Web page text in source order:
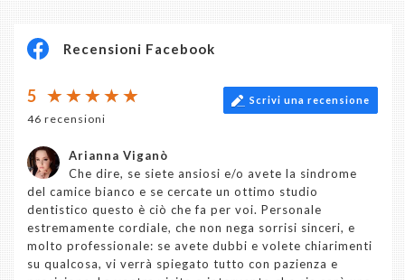
Recensioni Facebook
5
46 recensioni
Scrivi una recensione
Arianna Viganò
Che dire, se siete ansiosi e/o avete la sindrome
del camice bianco e se cercate un ottimo studio
dentistico questo è ciò che fa per voi. Personale
estremamente cordiale, che non nega sorrisi sinceri, e
molto professionale: se avete dubbi e volete chiarimenti
su qualcosa, vi verrà spiegato tutto con pazienza e